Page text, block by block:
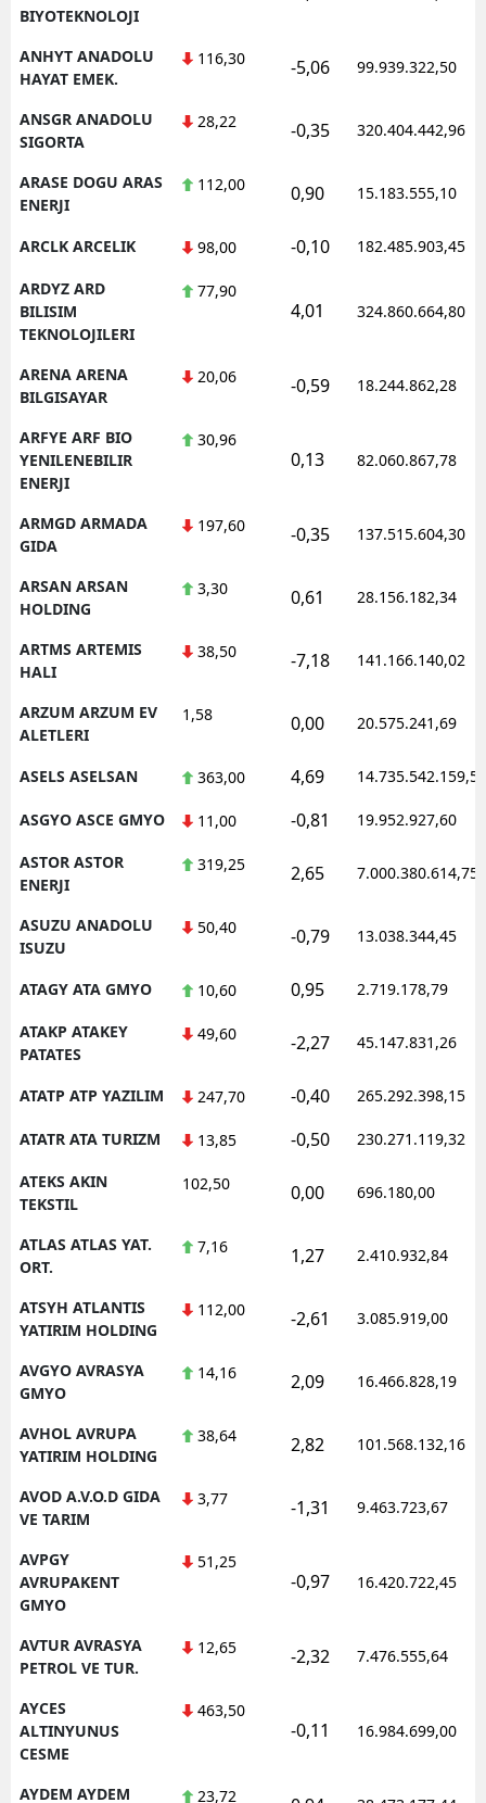
BIYOTEKNOLOJI
ANHYT ANADOLU
HAYAT EMEK.
116,30 -5,06 99.939.322,50
ANSGR ANADOLU
SIGORTA
28,22 -0,35 320.404.442,96
ARASE DOGU ARAS
ENERJI
112,00 0,90 15.183.555,10
ARCLK ARCELIK 98,00 -0,10 182.485.903,45
ARDYZ ARD
BILISIM
TEKNOLOJILERI
77,90
4,01 324.860.664,80
ARENA ARENA
BILGISAYAR
20,06 -0,59 18.244.862,28
ARFYE ARF BIO
YENILENEBILIR
ENERJI
30,96
0,13 82.060.867,78
ARMGD ARMADA
GIDA
197,60 -0,35 137.515.604,30
ARSAN ARSAN
HOLDING
3,30 0,61 28.156.182,34
ARTMS ARTEMIS
HALI
38,50 -7,18 141.166.140,02
ARZUM ARZUM EV
ALETLERI
1,58 0,00 20.575.241,69
ASELS ASELSAN 363,00 4,69 14.735.542.159,50
ASGYO ASCE GMYO 11,00 -0,81 19.952.927,60
ASTOR ASTOR
ENERJI
319,25 2,65 7.000.380.614,75
ASUZU ANADOLU
ISUZU
50,40 -0,79 13.038.344,45
ATAGY ATA GMYO 10,60 0,95 2.719.178,79
ATAKP ATAKEY
PATATES
49,60 -2,27 45.147.831,26
ATATP ATP YAZILIM 247,70 -0,40 265.292.398,15
ATATR ATA TURIZM 13,85 -0,50 230.271.119,32
ATEKS AKIN
TEKSTIL
102,50 0,00 696.180,00
ATLAS ATLAS YAT.
ORT.
7,16 1,27 2.410.932,84
ATSYH ATLANTIS
YATIRIM HOLDING
112,00 -2,61 3.085.919,00
AVGYO AVRASYA
GMYO
14,16 2,09 16.466.828,19
AVHOL AVRUPA
YATIRIM HOLDING
38,64 2,82 101.568.132,16
AVOD A.V.O.D GIDA
VE TARIM
3,77 -1,31 9.463.723,67
AVPGY
AVRUPAKENT
GMYO
51,25
-0,97 16.420.722,45
AVTUR AVRASYA
PETROL VE TUR.
12,65 -2,32 7.476.555,64
AYCES
ALTINYUNUS
CESME
463,50
-0,11 16.984.699,00
AYDEM AYDEM 23,72